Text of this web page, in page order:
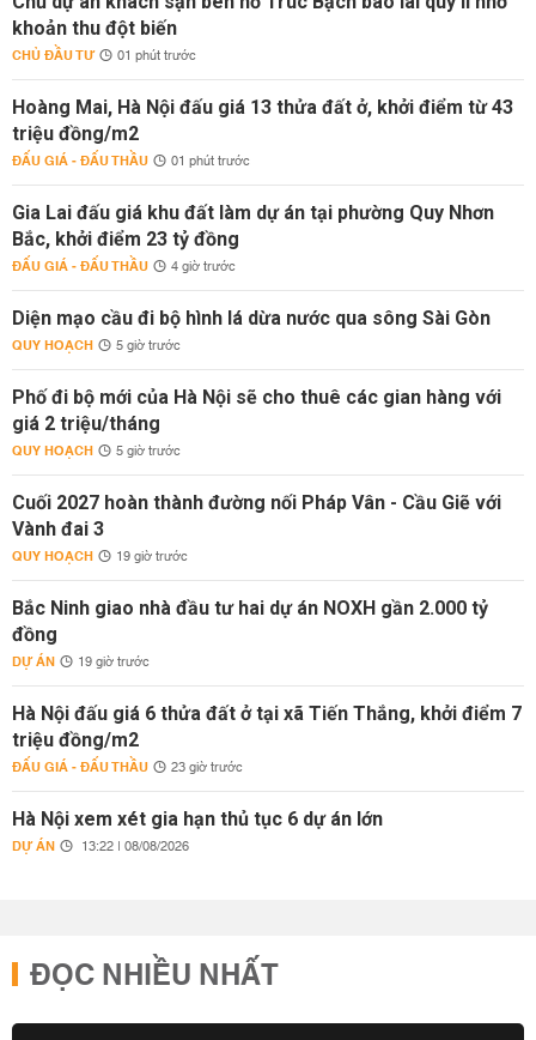
khoản thu đột biến
CHỦ ĐẦU TƯ 01 phút trước
Hoàng Mai, Hà Nội đấu giá 13 thửa đất ở, khởi điểm từ 43
triệu đồng/m2
ĐẤU GIÁ - ĐẤU THẦU 01 phút trước
Gia Lai đấu giá khu đất làm dự án tại phường Quy Nhơn
Bắc, khởi điểm 23 tỷ đồng
ĐẤU GIÁ - ĐẤU THẦU 4 giờ trước
Diện mạo cầu đi bộ hình lá dừa nước qua sông Sài Gòn
QUY HOẠCH 5 giờ trước
Phố đi bộ mới của Hà Nội sẽ cho thuê các gian hàng với
giá 2 triệu/tháng
QUY HOẠCH 5 giờ trước
Cuối 2027 hoàn thành đường nối Pháp Vân - Cầu Giẽ với
Vành đai 3
QUY HOẠCH 19 giờ trước
Bắc Ninh giao nhà đầu tư hai dự án NOXH gần 2.000 tỷ
đồng
DỰ ÁN 19 giờ trước
Hà Nội đấu giá 6 thửa đất ở tại xã Tiến Thắng, khởi điểm 7
triệu đồng/m2
ĐẤU GIÁ - ĐẤU THẦU 23 giờ trước
Hà Nội xem xét gia hạn thủ tục 6 dự án lớn
DỰ ÁN 13:22 | 08/08/2026
ĐỌC NHIỀU NHẤT